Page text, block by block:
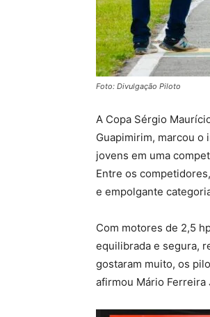
Foto: Divulgação Piloto
A Copa Sérgio
Guapimirim, marcou o
jovens em uma
Entre os
e empolgante
Com motores de 2,5
equilibrada e segura,
gostaram muito, os
afirmou Mário Ferreira